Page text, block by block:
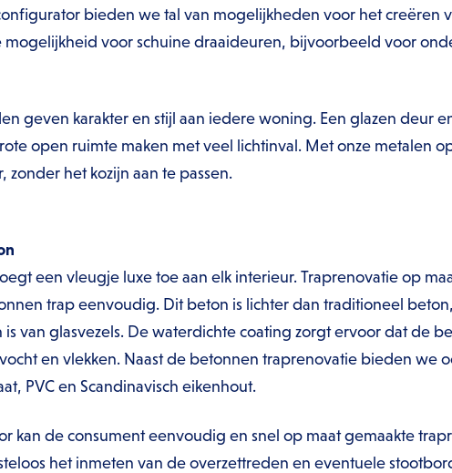
bieden we tal van mogelijkheden voor het creëren
mogelijkheid voor schuine draaideuren, bijvoorbeeld voor
geven karakter en stijl aan iedere woning. Een glazen deur
open ruimte maken met veel lichtinval. Met onze metalen
het kozijn aan te passen.
een vleugje luxe toe aan elk interieur. Traprenovatie op
trap eenvoudig. Dit beton is lichter dan traditioneel
van glasvezels. De waterdichte coating zorgt ervoor dat de
en vlekken. Naast de betonnen traprenovatie bieden we
PVC en Scandinavisch eikenhout.
kan de consument eenvoudig en snel op maat gemaakte
het inmeten van de overzettreden en eventuele